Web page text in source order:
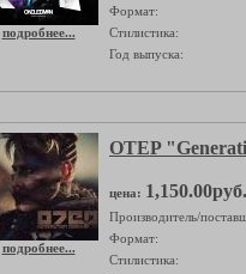
подробнее...
Формат:
Стилистика:
Год выпуска:
подробнее...
OTEP
цена: 1,150.00руб.
Производитель/
Формат:
Стилистика: